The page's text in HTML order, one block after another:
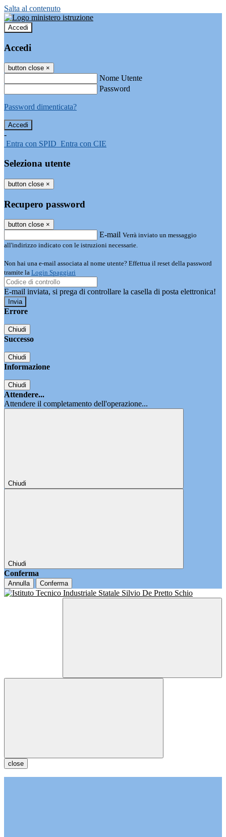
Salta al contenuto
Accedi
Accedi
button close ×
Nome Utente
Password
Password dimenticata?
-
Entra con SPID Entra con CIE
Seleziona utente
button close ×
Recupero password
button close ×
E-mail Verrà inviato un messaggio
all'indirizzo indicato con le istruzioni necessarie.
Non hai una e-mail associata al nome utente? Effettua il reset della password
tramite la Login Spaggiari
E-mail inviata, si prega di controllare la casella di posta elettronica!
Errore
Chiudi
Successo
Chiudi
Informazione
Chiudi
Attendere...
Attendere il completamento dell'operazione...
Chiudi
Chiudi
Conferma
Annulla Conferma
close